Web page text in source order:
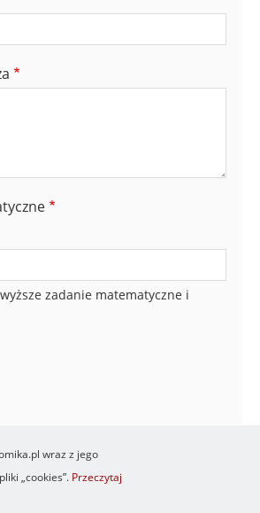
zadanie matematyczne i
wraz z jego
„cookies”. Przeczytaj